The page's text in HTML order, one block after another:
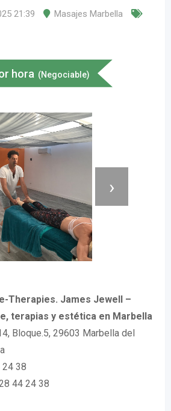
21:39
Masajes Marbella
hora (Negociable)
›
Therapies. James Jewell –
terapias y estética en Marbella
Bloque.5, 29603 Marbella del
24 38
44 24 38